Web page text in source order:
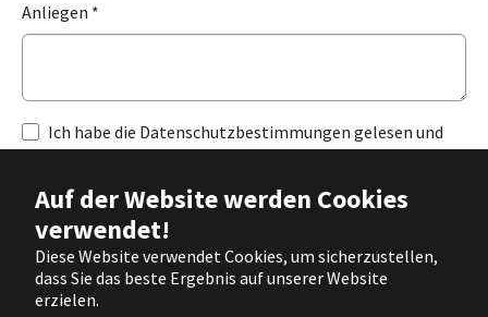
Auf der Website werden Cookies
verwendet!
Diese Website verwendet Cookies, um sicherzustellen,
dass Sie das beste Ergebnis auf unserer Website
erzielen.
Anliegen *
Ich habe die Datenschutzbestimmungen gelesen und
Absenden